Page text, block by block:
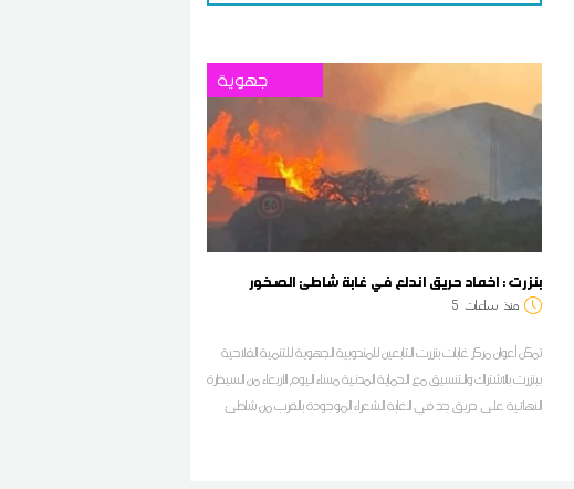
جهوية
بنزرت : اخماد حريق اندلع في غابة شاطئ الصخور
منذ ساعات 5
تمكن أعوان مركز غابات بنزرت التابعين للمندوبية الجهوية للتنمية الفلاحية
ببنزرت بالاشتراك والتنسيق مع الحماية المدنية مساء اليوم الأربعاء من السيطرة
النهائية على حريق جد في الغابة الشعراء الموجودة بالقرب من شاطئ